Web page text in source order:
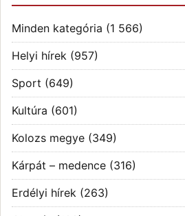
Minden kategória (1 566)
Helyi hírek (957)
Sport (649)
Kultúra (601)
Kolozs megye (349)
Kárpát – medence (316)
Erdélyi hírek (263)